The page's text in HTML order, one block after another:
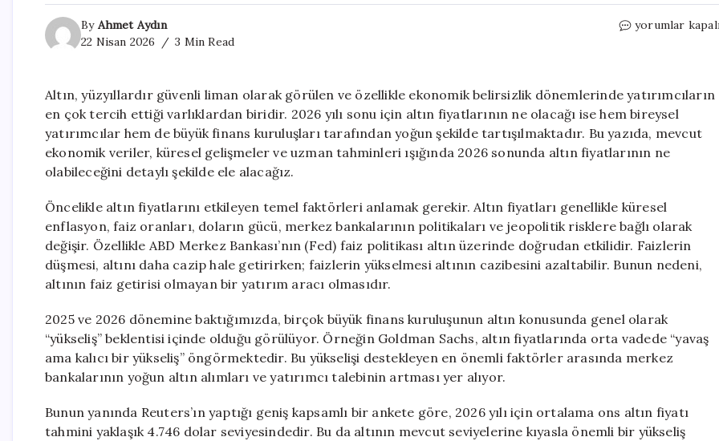
By Ahmet Aydın
22 Nisan 2026
3 Min Read
2027
Ne
Olacak?
için
yorumlar
Altın, yüzyıllardır güvenli liman olarak görülen ve özellikle ekonomik belirsizlik dönemlerinde yatırımcıların
en çok tercih ettiği varlıklardan biridir. 2026 yılı sonu için altın fiyatlarının ne olacağı ise hem bireysel
yatırımcılar hem de büyük finans kuruluşları tarafından yoğun şekilde tartışılmaktadır. Bu yazıda, mevcut
ekonomik veriler, küresel gelişmeler ve uzman tahminleri ışığında 2026 sonunda altın fiyatlarının ne
olabileceğini detaylı şekilde ele alacağız.
Öncelikle altın fiyatlarını etkileyen temel faktörleri anlamak gerekir. Altın fiyatları genellikle küresel
enflasyon, faiz oranları, doların gücü, merkez bankalarının politikaları ve jeopolitik risklere bağlı olarak
değişir. Özellikle ABD Merkez Bankası’nın (Fed) faiz politikası altın üzerinde doğrudan etkilidir. Faizlerin
düşmesi, altını daha cazip hale getirirken; faizlerin yükselmesi altının cazibesini azaltabilir. Bunun nedeni,
altının faiz getirisi olmayan bir yatırım aracı olmasıdır.
2025 ve 2026 dönemine baktığımızda, birçok büyük finans kuruluşunun altın konusunda genel olarak
“yükseliş” beklentisi içinde olduğu görülüyor. Örneğin Goldman Sachs, altın fiyatlarında orta vadede “yavaş
ama kalıcı bir yükseliş” öngörmektedir. Bu yükselişi destekleyen en önemli faktörler arasında merkez
bankalarının yoğun altın alımları ve yatırımcı talebinin artması yer alıyor.
Bunun yanında Reuters’ın yaptığı geniş kapsamlı bir ankete göre, 2026 yılı için ortalama ons altın fiyatı
tahmini yaklaşık 4.746 dolar seviyesindedir. Bu da altının mevcut seviyelerine kıyasla önemli bir yükseliş